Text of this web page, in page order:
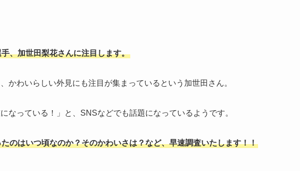
、加世田梨花さんに注目します。
かわいらしい外見にも注目が集まっているという加世田さん。
なっている！」と、SNSなどでも話題になっているようです。
のはいつ頃なのか？そのかわいさは？など、早速調査いたします！！